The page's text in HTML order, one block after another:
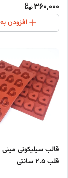
360,000
افزودن
قالب سیلیکونی
قلب 2.5 سانتی